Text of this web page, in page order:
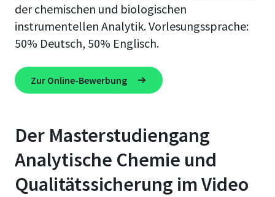
der chemischen und biologischen
instrumentellen Analytik. Vorlesungssprache:
50% Deutsch, 50% Englisch.
Zur Online-Bewerbung
Der Masterstudiengang
Analytische Chemie und
Qualitätssicherung im Video